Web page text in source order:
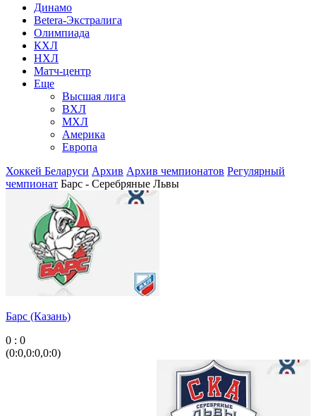
Динамо
Betera-Экстралига
Олимпиада
КХЛ
НХЛ
Матч-центр
Еще
Высшая лига
ВХЛ
МХЛ
Америка
Европа
Хоккей Беларуси Архив Архив чемпионатов Регулярный
чемпионат Барс - Серебряные Львы
Барс (Казань)
0 : 0
(0:0,0:0,0:0)